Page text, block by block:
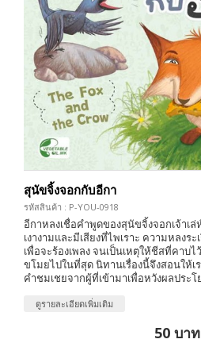
สุนัขจิ้งจอกกับอีกา
รหัสสินค้า : P-YOU-0918
อีกาหลงเชื่อคำพูดของสุนัขจิ้งจอกเจ้าเ
เงางามและมีเสียงที่ไพเราะ ความหลงร
เพื่อจะร้องเพลง จนเป็นเหตุให้ชีสที่คาบ
ขโมยไปในที่สุด นิทานเรื่องนี้จึงสอนให้เ
คำชมเชยจากผู้ที่เข้ามาเพื่อหวังผลประโ
ดูรายละเอียดเพิ่มเติม
50 บาท